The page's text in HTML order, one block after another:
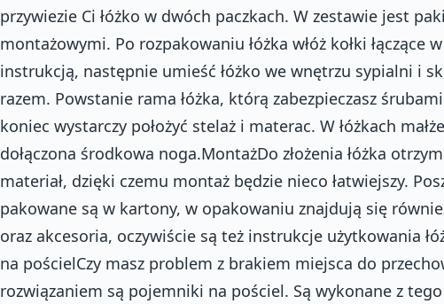
przywiezie Ci łóżko w dwóch paczkach. W zestawie jest
montażowymi. Po rozpakowaniu łóżka włóż kołki łączące
instrukcją, następnie umieść łóżko we wnętrzu sypialni i
razem. Powstanie rama łóżka, którą zabezpieczasz
koniec wystarczy położyć stelaż i materac. W łóżkach
dołączona środkowa noga.MontażDo złożenia łóżka
materiał, dzięki czemu montaż będzie nieco łatwiejszy.
pakowane są w kartony, w opakowaniu znajdują się
oraz akcesoria, oczywiście są też instrukcje użytkowania
na pościelCzy masz problem z brakiem miejsca do
rozwiązaniem są pojemniki na pościel. Są wykonane z